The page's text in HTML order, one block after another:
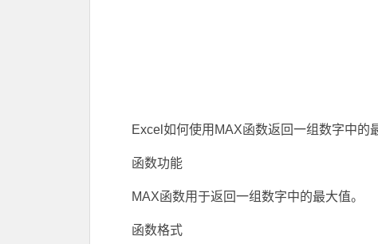
Excel如何使用MAX函数返回一组数字中的
函数功能
MAX函数用于返回一组数字中的最大值。
函数格式